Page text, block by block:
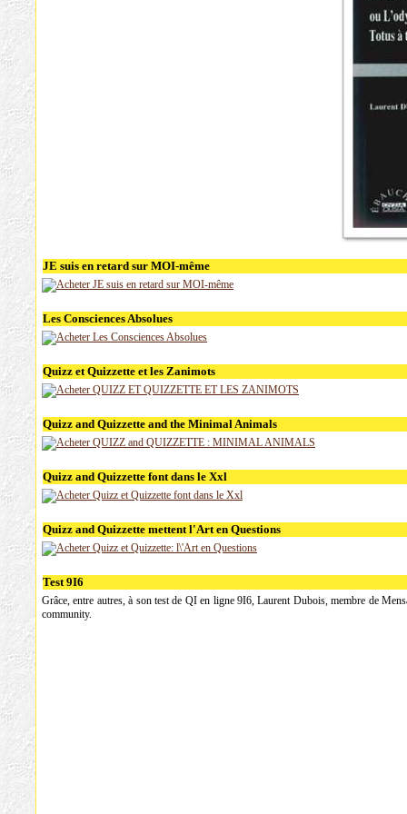
JE suis en retard sur MOI-même
Les Consciences Absolues
Quizz et Quizzette et les Zanimots
Quizz and Quizzette and the Minimal Animals
Quizz and Quizzette font dans le Xxl
Quizz and Quizzette mettent l'Art en Questions
Test 9I6
Grâce, entre autres, à son test de QI en ligne 9I6, Laurent Dubois, membre de
community.